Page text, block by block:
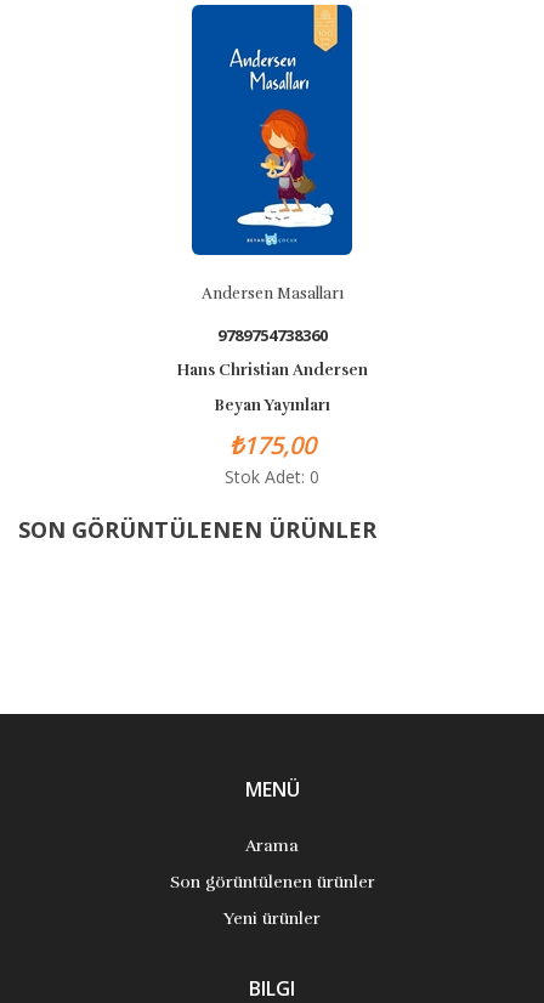
Andersen Masalları
9789754738360
Hans Christian Andersen
Beyan Yayınları
₺175,00
Stok Adet: 0
SON GÖRÜNTÜLENEN ÜRÜNLER
MENÜ
Arama
Son görüntülenen ürünler
Yeni ürünler
BILGI